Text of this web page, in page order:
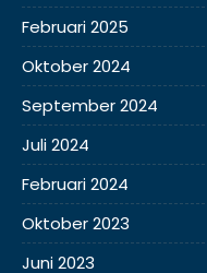
Februari 2025
Oktober 2024
September 2024
Juli 2024
Februari 2024
Oktober 2023
Juni 2023